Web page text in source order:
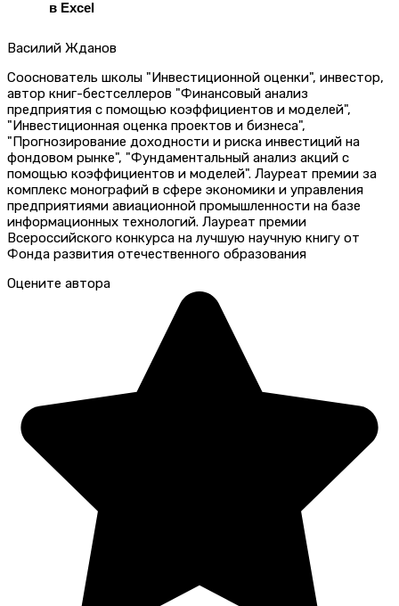
в Excel
Василий Жданов
Сооснователь школы "Инвестиционной оценки", инвестор,
автор книг-бестселлеров "Финансовый анализ
предприятия с помощью коэффициентов и моделей",
"Инвестиционная оценка проектов и бизнеса",
"Прогнозирование доходности и риска инвестиций на
фондовом рынке", "Фундаментальный анализ акций с
помощью коэффициентов и моделей". Лауреат премии за
комплекс монографий в сфере экономики и управления
предприятиями авиационной промышленности на базе
информационных технологий. Лауреат премии
Всероссийского конкурса на лучшую научную книгу от
Фонда развития отечественного образования
Оцените автора